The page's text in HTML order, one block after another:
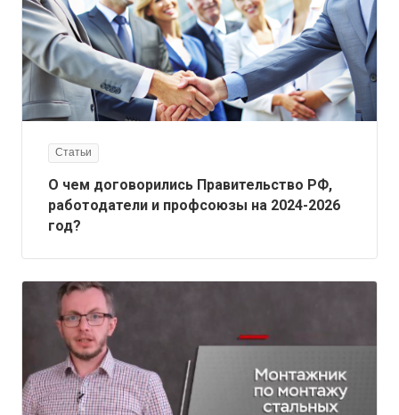
Статьи
О чем договорились Правительство РФ,
работодатели и профсоюзы на 2024-2026
год?